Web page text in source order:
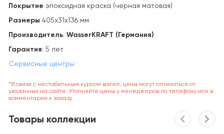
Покрытие эпоксидная краска (черная матовая)
Размеры 405х31х136 мм
Производитель: WasserKRAFT (Германия)
Гарантия: 5 лет
Сервисные центры
*В связи с нестабильным курсом валют, цены могут отличаться от
указанных на сайте. Уточняйте цены у менеджеров по телефону или в
комментарии к заказу.
Товары коллекции